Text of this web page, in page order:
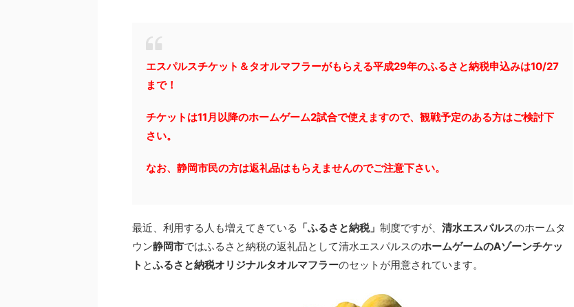
エスパルスチケット＆タオルマフラーがもらえる平成29年のふるさと納税申込みは10/27
まで！
チケットは11月以降のホームゲーム2試合で使えますので、観戦予定のある方はご検討下
さい。
なお、静岡市民の方は返礼品はもらえませんのでご注意下さい。
最近、利用する人も増えてきている 「ふるさと納税」 制度ですが、 清水エスパルスのホームタ
ウン静岡市ではふるさと納税の返礼品として清水エスパルスのホームゲームのAゾーンチケッ
ト とふるさと納税オリジナルタオルマフラーのセットが用意されています。